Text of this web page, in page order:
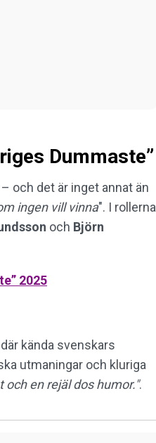
Dummaste”
– och det är inget annat än
ingen vill vinna". I rollerna
och Björn
2025
kända svenskars
utmaningar och kluriga
och en rejäl dos humor.".